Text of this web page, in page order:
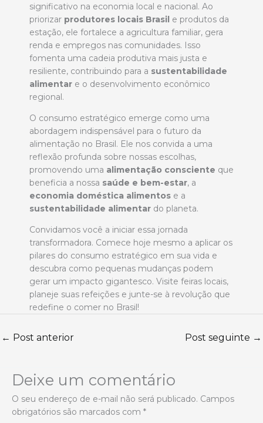
significativo na economia local e nacional. Ao
priorizar produtores locais Brasil e produtos da
estação, ele fortalece a agricultura familiar, gera
renda e empregos nas comunidades. Isso
fomenta uma cadeia produtiva mais justa e
resiliente, contribuindo para a sustentabilidade
alimentar e o desenvolvimento econômico
regional.
O consumo estratégico emerge como uma
abordagem indispensável para o futuro da
alimentação no Brasil. Ele nos convida a uma
reflexão profunda sobre nossas escolhas,
promovendo uma alimentação consciente que
beneficia a nossa saúde e bem-estar, a
economia doméstica alimentos e a
sustentabilidade alimentar do planeta.
Convidamos você a iniciar essa jornada
transformadora. Comece hoje mesmo a aplicar os
pilares do consumo estratégico em sua vida e
descubra como pequenas mudanças podem
gerar um impacto gigantesco. Visite feiras locais,
planeje suas refeições e junte-se à revolução que
redefine o comer no Brasil!
← Post anterior Post seguinte →
Deixe um comentário
O seu endereço de e-mail não será publicado. Campos
obrigatórios são marcados com *